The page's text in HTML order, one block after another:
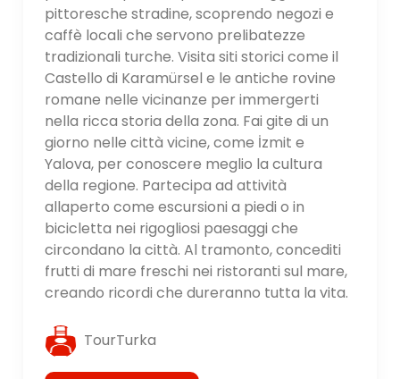
pittoresche stradine, scoprendo negozi e
caffè locali che servono prelibatezze
tradizionali turche. Visita siti storici come il
Castello di Karamürsel e le antiche rovine
romane nelle vicinanze per immergerti
nella ricca storia della zona. Fai gite di un
giorno nelle città vicine, come İzmit e
Yalova, per conoscere meglio la cultura
della regione. Partecipa ad attività
allaperto come escursioni a piedi o in
bicicletta nei rigogliosi paesaggi che
circondano la città. Al tramonto, concediti
frutti di mare freschi nei ristoranti sul mare,
creando ricordi che dureranno tutta la vita.
TourTurka